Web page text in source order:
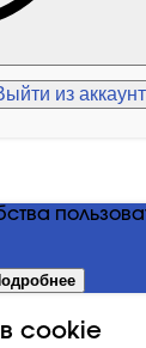
из
cookie